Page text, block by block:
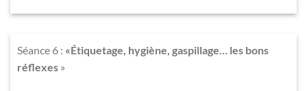
Séance 6 : «Étiquetage, hygiène, gaspillage… les bons
réflexes »